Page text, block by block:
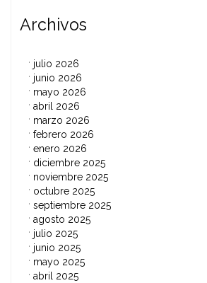
Archivos
julio 2026
junio 2026
mayo 2026
abril 2026
marzo 2026
febrero 2026
enero 2026
diciembre 2025
noviembre 2025
octubre 2025
septiembre 2025
agosto 2025
julio 2025
junio 2025
mayo 2025
abril 2025